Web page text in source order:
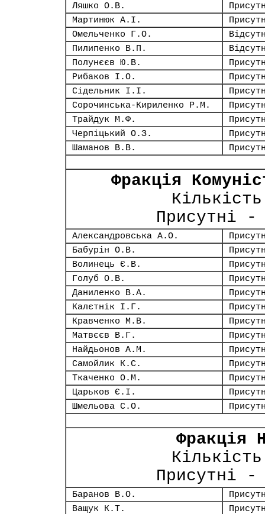
Ляшко О.В.
Мартинюк А.І.
Омельченко Г.О.
Пилипенко В.П.
Полунєєв Ю.В.
Рибаков І.О.
Сідельник І.І.
Сорочинська-Кириленко Р.М.
Трайдук М.Ф.
Черпіцький О.З.
Шаманов В.В.
Фракція
Присутні
Александровська А.О.
Бабурін О.В.
Волинець Є.В.
Голуб О.В.
Даниленко В.А.
Калєтнік І.Г.
Кравченко М.В.
Матвєєв В.Г.
Найдьонов А.М.
Самойлик К.С.
Ткаченко О.М.
Царьков Є.І.
Шмельова С.О.
Фракція
Присутні
Баранов В.О.
Ващук К.Т.